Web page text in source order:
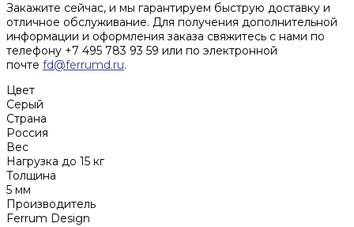
Закажите сейчас, и мы гарантируем быструю доставку и
отличное обслуживание. Для получения дополнительной
информации и оформления заказа свяжитесь с нами по
телефону +7 495 783 93 59 или по электронной
почте fd@ferrumd.ru.
Цвет
Серый
Страна
Россия
Вес
Нагрузка до 15 кг
Толщина
5 мм
Производитель
Ferrum Design